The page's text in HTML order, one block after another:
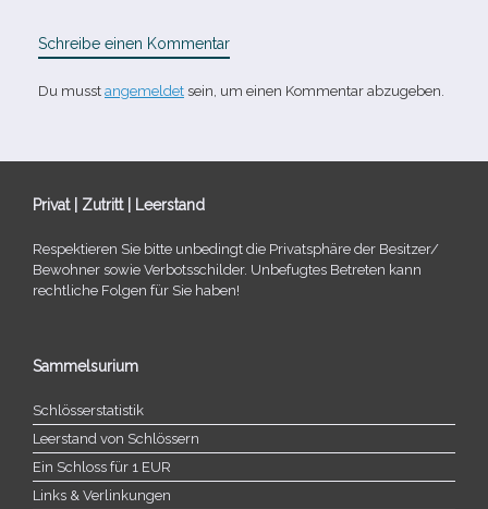
Schreibe einen Kommentar
Du musst angemeldet sein, um einen Kommentar abzugeben.
Privat | Zutritt | Leerstand
Respektieren Sie bitte unbe­dingt die Privatsphäre der Besitzer/​
Bewohner sowie Verbotsschilder. Unbefugtes Betreten kann
recht­li­che Folgen für Sie haben!
Sammelsurium
Schlösserstatistik
Leerstand von Schlössern
Ein Schloss für 1 EUR
Links & Verlinkungen